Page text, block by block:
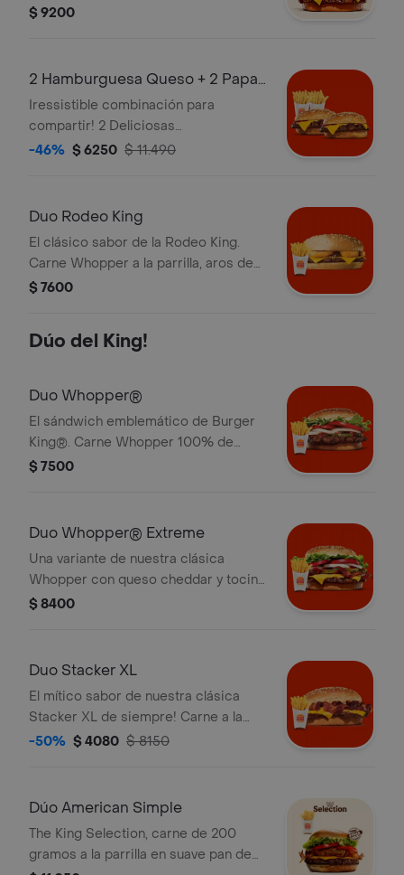
que lleva al placer. ¡Tu combo incluye
$ 9200
2 Hamburguesa Queso + 2 Papas
Grandes
Iressistible combinación para
compartir! 2 Deliciosas
Hamburguesas Queso Jr de 56
-46% $ 6250 $ 11.490
Duo Rodeo King
El clásico sabor de la Rodeo King.
Carne Whopper a la parrilla, aros de
cebolla empanizados, queso y salsa
$ 7600
Dúo del King!
Duo Whopper®
El sándwich emblemático de Burger
King®. Carne Whopper 100% de
vacuno a la parrilla, jugosos tomates,
cebolla. ¡Tu Sándwich incluye papas
fritas grande!
$ 7500
Duo Whopper® Extreme
Una variante de nuestra clásica
Whopper con queso cheddar y tocino
que lleva al placer. ¡Tu Duo incluye
$ 8400
Duo Stacker XL
El mítico sabor de nuestra clásica
Stacker XL de siempre! Carne a la
parrilla, sabroso tocino, queso
-50% $ 4080 $ 8150
Dúo American Simple
The King Selection, carne de 200
gramos a la parrilla en suave pan de